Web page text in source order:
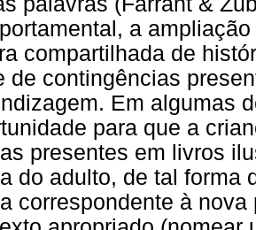
a
compartilhada de
de contingências
Em algumas
para que a
presentes em livros
do adulto, de tal forma
correspondente à